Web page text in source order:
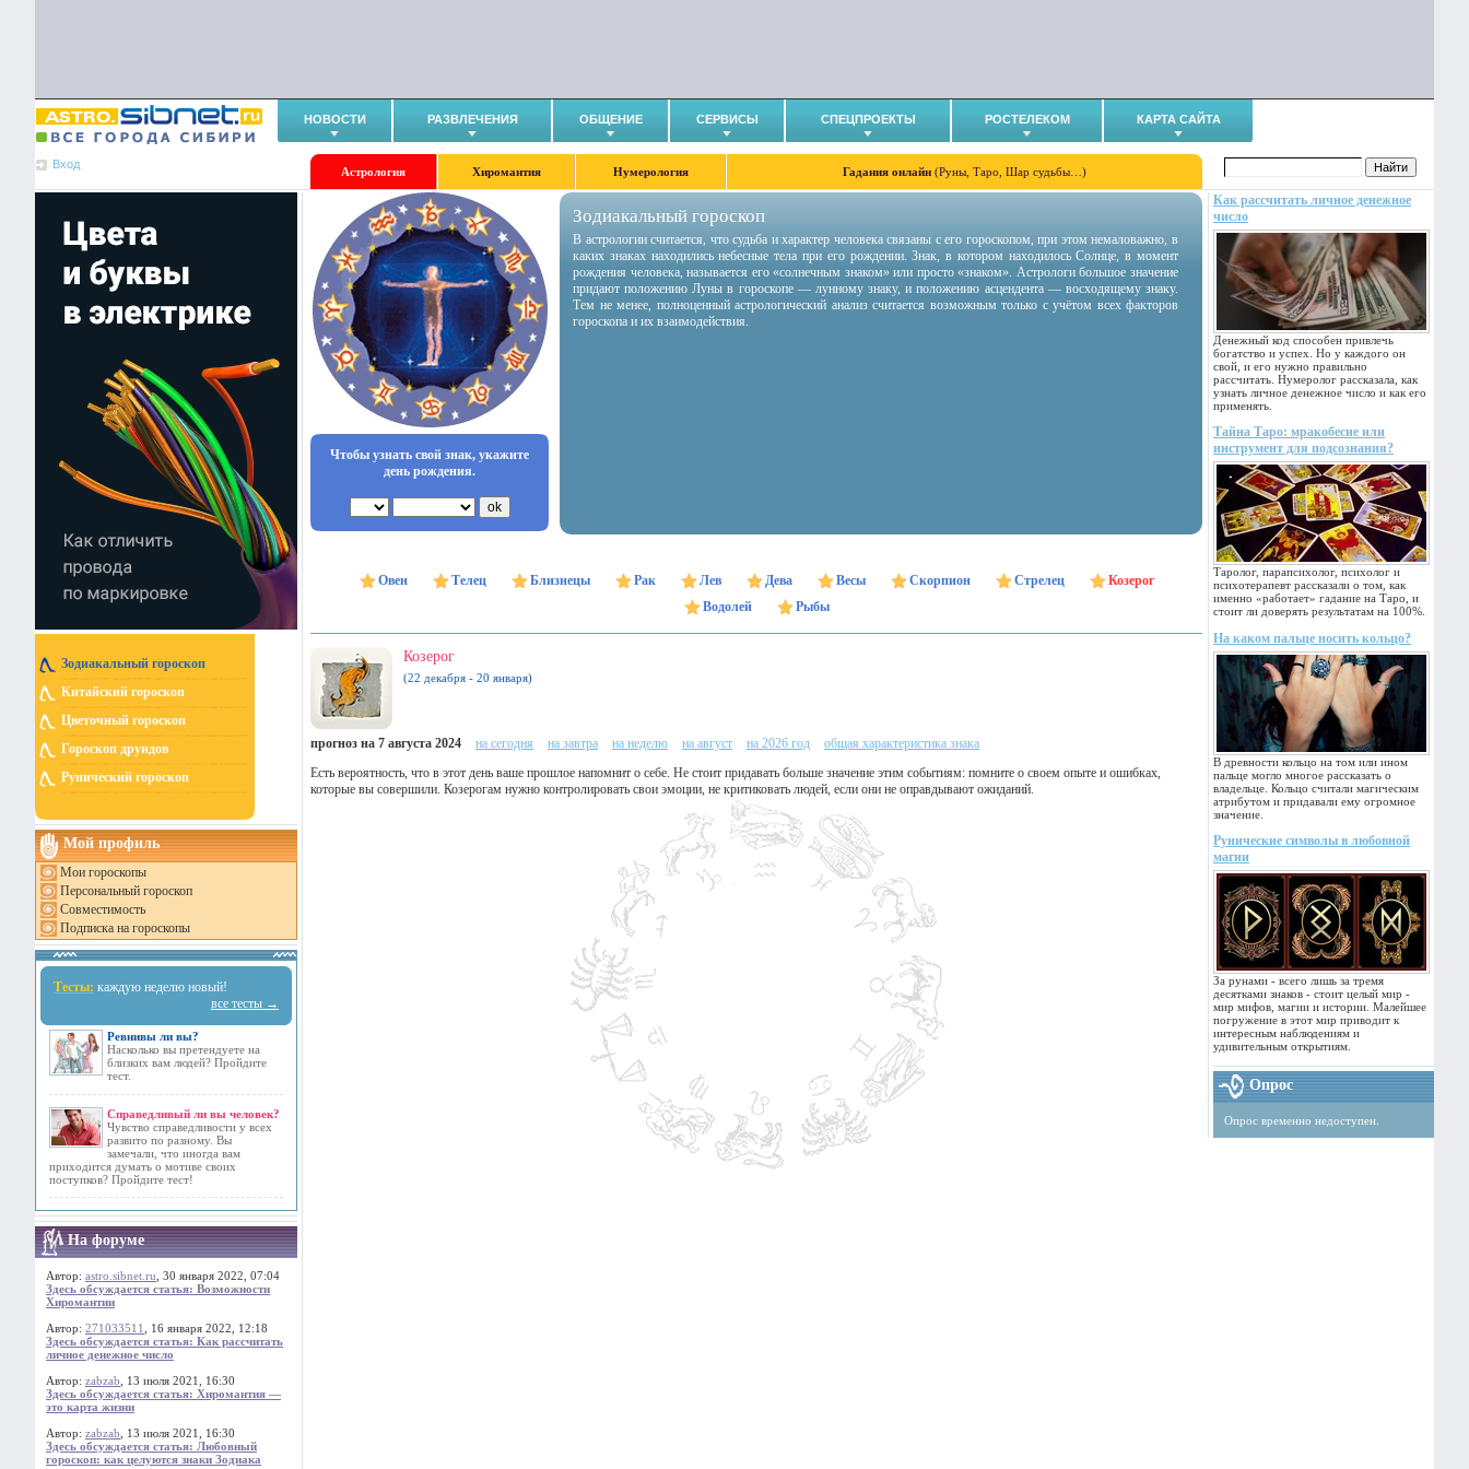
НОВОСТИ РАЗВЛЕЧЕНИЯ ОБЩЕНИЕ СЕРВИСЫ СПЕЦПРОЕКТЫ РОСТЕЛЕКОМ КАРТА САЙТА
Вход
Астрология Хиромантия Нумерология Гадания онлайн (Руны, Таро, Шар судьбы…)
Зодиакальный гороскоп
Китайский гороскоп
Цветочный гороскоп
Гороскоп друидов
Рунический гороскоп
Мой профиль
Мои гороскопы
Персональный гороскоп
Совместимость
Подписка на гороскопы
Тесты: каждую неделю новый!
все тесты →
Ревнивы ли вы?
Насколько вы претендуете на
близких вам людей? Пройдите
тест.
Справедливый ли вы человек?
Чувство справедливости у всех
развито по разному. Вы
замечали, что иногда вам
приходится думать о мотиве своих
поступков? Пройдите тест!
На форуме
Автор: astro.sibnet.ru , 30 января 2022, 07:04
Здесь обсуждается статья: Возможности
Хиромантии
Автор: 271033511
, 16 января 2022, 12:18
Здесь обсуждается статья: Как рассчитать
личное денежное число
Автор: zabzab , 13 июля 2021, 16:30
Здесь обсуждается статья: Хиромантия —
это карта жизни
Автор: zabzab , 13 июля 2021, 16:30
Здесь обсуждается статья: Любовный
гороскоп: как целуются знаки Зодиака
Как рассчитать личное денежное
число
Денежный код способен привлечь
богатство и успех. Но у каждого он
свой, и его нужно правильно
рассчитать. Нумеролог рассказала, как
узнать личное денежное число и как его
применять.
Тайна Таро: мракобесие или
инструмент для подсознания?
Таролог, парапсихолог, психолог и
психотерапевт рассказали о том, как
именно «работает» гадание на Таро, и
стоит ли доверять результатам на 100%.
На каком пальце носить кольцо?
В древности кольцо на том или ином
пальце могло многое рассказать о
владельце. Кольцо считали магическим
атрибутом и придавали ему огромное
значение.
Рунические символы в любовной
магии
За рунами - всего лишь за тремя
десятками знаков - стоит целый мир -
мир мифов, магии и истории. Малейшее
погружение в этот мир приводит к
интересным наблюдениям и
удивительным открытиям.
Опрос
Опрос временно недоступен.
Чтобы узнать свой знак, укажите
день рождения.
Зодиакальный гороскоп
В астрологии считается, что судьба и характер человека связаны с его гороскопом, при этом немаловажно, в
каких знаках находились небесные тела при его рождении. Знак, в котором находилось Солнце, в момент
рождения человека, называется его «солнечным знаком» или просто «знаком». Астрологи большое значение
придают положению Луны в гороскопе — лунному знаку, и положению асцендента — восходящему знаку.
Тем не менее, полноценный астрологический анализ считается возможным только с учётом всех факторов
гороскопа и их взаимодействия.
Овен Телец Близнецы Рак Лев Дева Весы Скорпион Стрелец
Козерог
Водолей
Рыбы
Козерог
(22 декабря - 20 января)
прогноз на 7 августа 2024 на сегодня на завтра на неделю на август на 2026 год
общая характеристика знака
Есть вероятность, что в этот день ваше прошлое напомнит о себе. Не стоит придавать больше значение этим событиям: помните о своем опыте и ошибках,
которые вы совершили. Козерогам нужно контролировать свои эмоции, не критиковать людей, если они не оправдывают ожиданий.